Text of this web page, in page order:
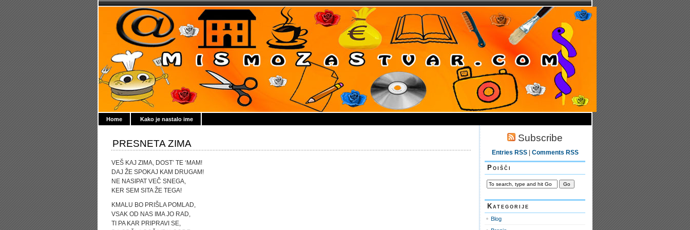
Home Kako je nastalo ime
PRESNETA ZIMA
VEŠ KAJ ZIMA, DOST’ TE ‘MAM!
DAJ ŽE SPOKAJ KAM DRUGAM!
NE NASIPAT VEČ SNEGA,
KER SEM SITA ŽE TEGA!
KMALU BO PRIŠLA POMLAD,
VSAK OD NAS IMA JO RAD,
TI PA KAR PRIPRAVI SE,
Subscribe
Entries RSS| Comments RSS
Poišči
Kategorije
Blog